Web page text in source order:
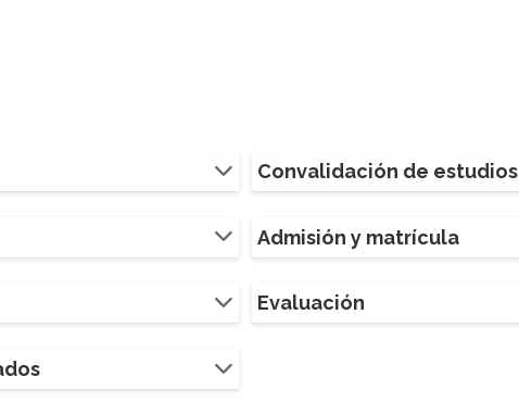
Convalidación de estudios
Admisión y matrícula
Evaluación